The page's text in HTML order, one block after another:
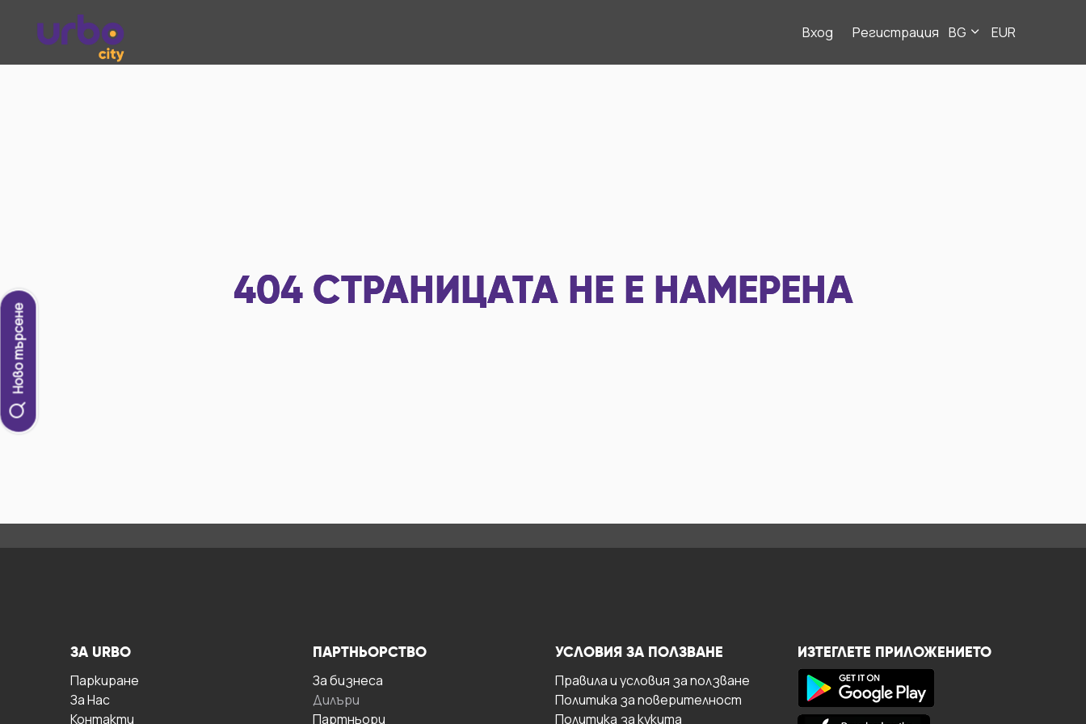
Вход Регистрация BG EUR
Ново търсене
404 СТРАНИЦАТА НЕ Е НАМЕРЕНА
ЗА URBO
Паркиране
За Hас
Контакти
ПАРТНЬОРСТВО
За бизнесa
Дилъри
Партньори
УСЛОВИЯ ЗА ПОЛЗВАНЕ
Правила и условия за ползване
Политика за поверителност
Политика за кукита
ИЗТЕГЛЕТЕ ПРИЛОЖЕНИЕТО